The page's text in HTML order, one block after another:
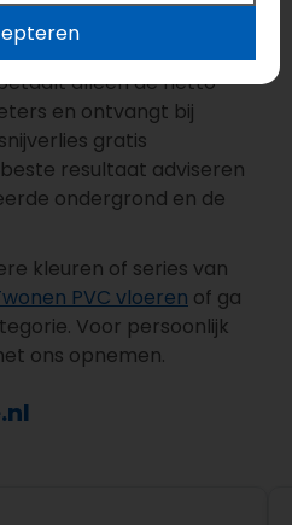
eenvoudig online bij
alleen de netto
en ontvangt bij
gratis
resultaat adviseren
ondergrond en de
kleuren of series van
PVC vloeren of ga
Voor persoonlijk
ons opnemen.